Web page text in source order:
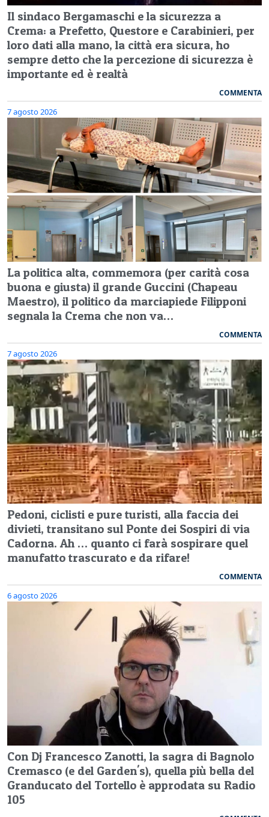
Il sindaco Bergamaschi e la sicurezza a
Crema: a Prefetto, Questore e Carabinieri, per
loro dati alla mano, la città era sicura, ho
sempre detto che la percezione di sicurezza è
importante ed è realtà
COMMENTA
7 agosto 2026
La politica alta, commemora (per carità cosa
buona e giusta) il grande Guccini (Chapeau
Maestro), il politico da marciapiede Filipponi
segnala la Crema che non va…
COMMENTA
7 agosto 2026
Pedoni, ciclisti e pure turisti, alla faccia dei
divieti, transitano sul Ponte dei Sospiri di via
Cadorna. Ah … quanto ci farà sospirare quel
manufatto trascurato e da rifare!
COMMENTA
6 agosto 2026
Con Dj Francesco Zanotti, la sagra di Bagnolo
Cremasco (e del Garden's), quella più bella del
Granducato del Tortello è approdata su Radio
105